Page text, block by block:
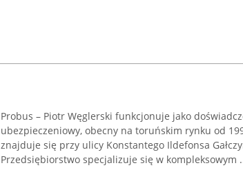
Probus – Piotr Węglerski funkcjonuje jako
ubezpieczeniowy, obecny na toruńskim rynku od
znajduje się przy ulicy Konstantego Ildefonsa
Przedsiębiorstwo specjalizuje się w kompleksowym